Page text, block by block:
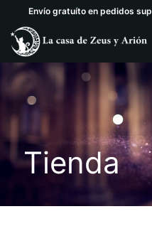
Envío gratuíto en pedidos
Tienda